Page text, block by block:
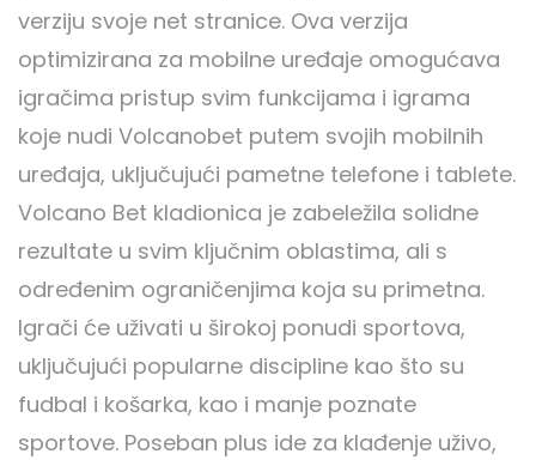
verziju svoje net stranice. Ova verzija
optimizirana za mobilne uređaje omogućava
igračima pristup svim funkcijama i igrama
koje nudi Volcanobet putem svojih mobilnih
uređaja, uključujući pametne telefone i tablete.
Volcano Bet kladionica je zabeležila solidne
rezultate u svim ključnim oblastima, ali s
određenim ograničenjima koja su primetna.
Igrači će uživati u širokoj ponudi sportova,
uključujući popularne discipline kao što su
fudbal i košarka, kao i manje poznate
sportove. Poseban plus ide za klađenje uživo,